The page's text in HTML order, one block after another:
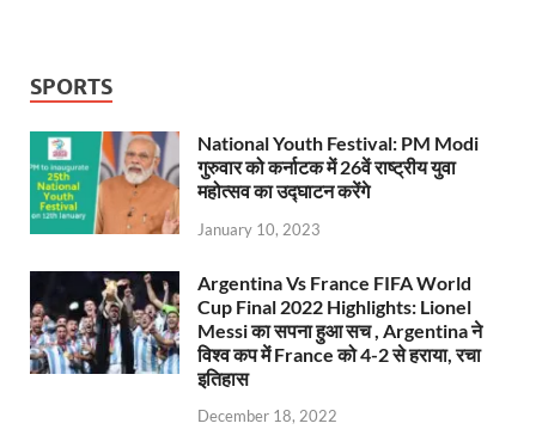
SPORTS
National Youth Festival: PM Modi
गुरुवार को कर्नाटक में 26वें राष्ट्रीय युवा
महोत्सव का उद्घाटन करेंगे
January 10, 2023
Argentina Vs France FIFA World
Cup Final 2022 Highlights: Lionel
Messi का सपना हुआ सच , Argentina ने
विश्व कप में France को 4-2 से हराया, रचा
इतिहास
December 18, 2022